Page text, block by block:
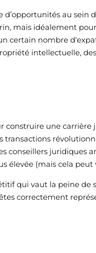
au sein
mais idéalement
certain nombre
intellectuelle,
construire une carrière
conseillers juridiques
élevée (mais cela
qui vaut la peine de
correctement